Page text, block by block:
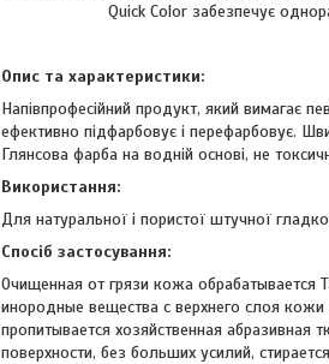
Quick Color забезпечує
Опис та характеристики:
Напівпрофесійний продукт, який вимагає
ефективно підфарбовує і перефарбовує.
Глянсова фарба на водній основі, не
Використання:
Для натуральної і пористої штучної
Спосіб застосування:
Очищенная от грязи кожа
инородные вещества с верхнего слоя
пропитывается хозяйственная
поверхности, без больших усилий,